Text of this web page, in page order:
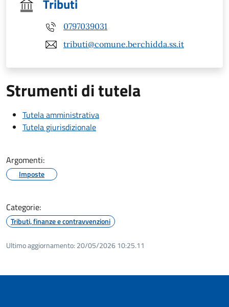
Tributi
0797039031
tributi@comune.berchidda.ss.it
Strumenti di tutela
Tutela amministrativa
Tutela giurisdizionale
Argomenti:
Imposte
Categorie:
Tributi, finanze e contravvenzioni
Ultimo aggiornamento: 20/05/2026 10:25.11